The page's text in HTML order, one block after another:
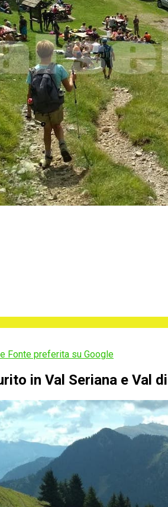
Fonte preferita su Google
in Val Seriana e